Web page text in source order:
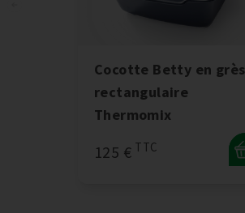
Cocotte Betty en grès
rectangulaire
Thermomix
125 € TTC